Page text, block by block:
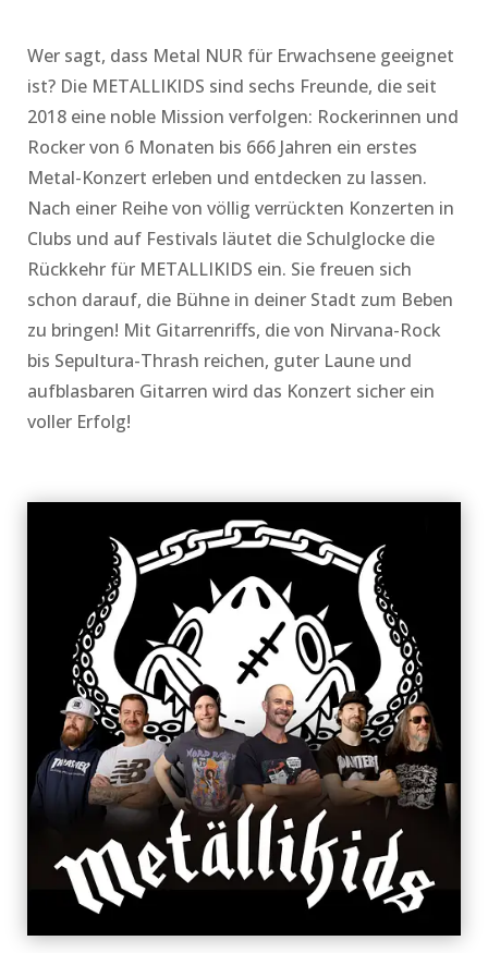
Wer sagt, dass Metal NUR für Erwachsene geeignet
ist? Die METALLIKIDS sind sechs Freunde, die seit
2018 eine noble Mission verfolgen: Rockerinnen und
Rocker von 6 Monaten bis 666 Jahren ein erstes
Metal-Konzert erleben und entdecken zu lassen.
Nach einer Reihe von völlig verrückten Konzerten in
Clubs und auf Festivals läutet die Schulglocke die
Rückkehr für METALLIKIDS ein. Sie freuen sich
schon darauf, die Bühne in deiner Stadt zum Beben
zu bringen! Mit Gitarrenriffs, die von Nirvana-Rock
bis Sepultura-Thrash reichen, guter Laune und
aufblasbaren Gitarren wird das Konzert sicher ein
voller Erfolg!